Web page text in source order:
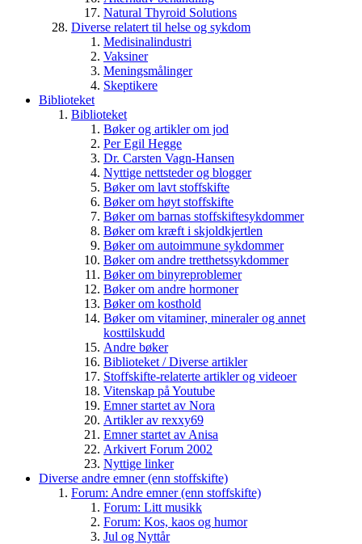
Natural Thyroid Solutions
Diverse relatert til helse og sykdom
Medisinalindustri
Vaksiner
Meningsmålinger
Skeptikere
Biblioteket
Biblioteket
Bøker og artikler om jod
Per Egil Hegge
Dr. Carsten Vagn-Hansen
Nyttige nettsteder og blogger
Bøker om lavt stoffskifte
Bøker om høyt stoffskifte
Bøker om barnas stoffskiftesykdommer
Bøker om kræft i skjoldkjertlen
Bøker om autoimmune sykdommer
Bøker om andre tretthetssykdommer
Bøker om binyreproblemer
Bøker om andre hormoner
Bøker om kosthold
Bøker om vitaminer, mineraler og annet
kosttilskudd
Andre bøker
Biblioteket / Diverse artikler
Stoffskifte-relaterte artikler og videoer
Vitenskap på Youtube
Emner startet av Nora
Artikler av rexxy69
Emner startet av Anisa
Arkivert Forum 2002
Nyttige linker
Diverse andre emner (enn stoffskifte)
Forum: Andre emner (enn stoffskifte)
Forum: Litt musikk
Forum: Kos, kaos og humor
Jul og Nyttår